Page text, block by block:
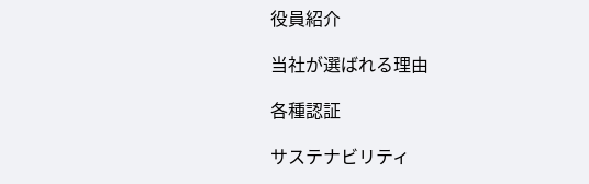
役員紹介
当社が選ばれる理由
各種認証
サステナビリティ